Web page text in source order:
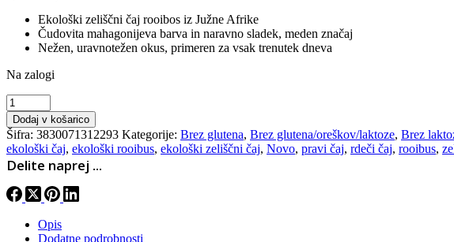
Ekološki zeliščni čaj rooibos iz Južne Afrike
Čudovita mahagonijeva barva in naravno sladek, meden značaj
Nežen, uravnotežen okus, primeren za vsak trenutek dneva
Na zalogi
Ekološki
zeliščni
čaj,
Rooibus
Long
Cut,
50g
količina
Dodaj v košarico
Šifra: 3830071312293 Kategorije: Brez glutena, Brez glutena/oreškov/laktoze, Brez
ekološki čaj, ekološki rooibus, ekološki zeliščni čaj, Novo, pravi čaj, rdeči čaj, rooibus,
Delite naprej ...
Opis
Dodatne podrobnosti